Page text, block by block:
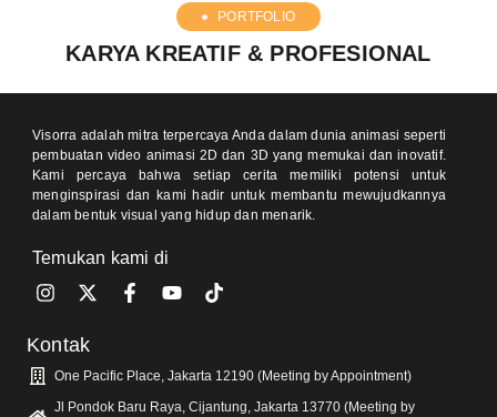
PORTFOLIO
KARYA KREATIF & PROFESIONAL
Visorra adalah mitra terpercaya Anda dalam dunia animasi seperti
pembuatan video animasi 2D dan 3D yang memukai dan inovatif.
Kami percaya bahwa setiap cerita memiliki potensi untuk
menginspirasi dan kami hadir untuk membantu mewujudkannya
dalam bentuk visual yang hidup dan menarik.
Temukan kami di
Kontak
One Pacific Place, Jakarta 12190 (Meeting by Appointment)
Jl Pondok Baru Raya, Cijantung, Jakarta 13770 (Meeting by